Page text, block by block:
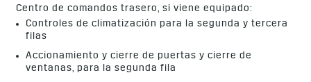
Centro de comandos trasero, si viene equipado:
Controles de climatización para la segunda y tercera
filas
Accionamiento y cierre de puertas y cierre de
ventanas, para la segunda fila